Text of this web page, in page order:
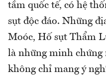
tầm quốc tế, có hệ
sụt độc đáo. Những
Moóc, Hố sụt Thẩm
là những minh chứng
không chỉ mang ý